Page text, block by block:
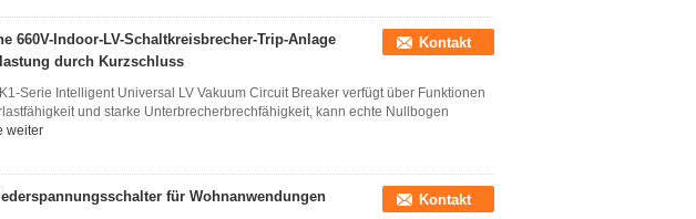
660V-Indoor-LV-Schaltkreisbrecher-Trip-Anlage
durch Kurzschluss
Kontakt
Serie Intelligent Universal LV Vakuum Circuit Breaker verfügt über Funktionen
und starke Unterbrecherbrechfähigkeit, kann echte Nullbogen
weiter
für Wohnanwendungen Kontakt